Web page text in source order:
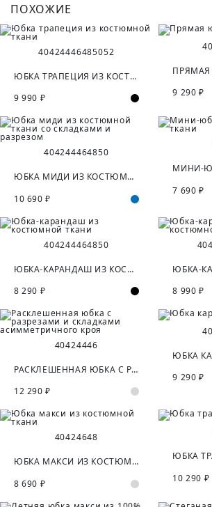
ПОХОЖИЕ
40424446485052
ЮБКА ТРАПЕЦИЯ ИЗ КОСТЮМНОЙ ТКАНИ
9 990 ₽
9 290 ₽
404244464850
ЮБКА МИДИ ИЗ КОСТЮМНОЙ ТКАНИ СО СКЛАДКАМИ И РАЗРЕЗОМ
10 690 ₽
7 690 ₽
404244464850
ЮБКА-КАРАНДАШ ИЗ КОСТЮМНОЙ ТКАНИ
8 290 ₽
40
8 990 ₽
40424446
РАСКЛЕШЕННАЯ ЮБКА С РАЗРЕЗАМИ И СКЛАДКАМИ АСИММЕТРИЧНОГО КРОЯ
12 290 ₽
9 290 ₽
40424648
ЮБКА МАКСИ ИЗ КОСТЮМНОЙ ТКАНИ
8 690 ₽
ЮБКА
10 290 ₽